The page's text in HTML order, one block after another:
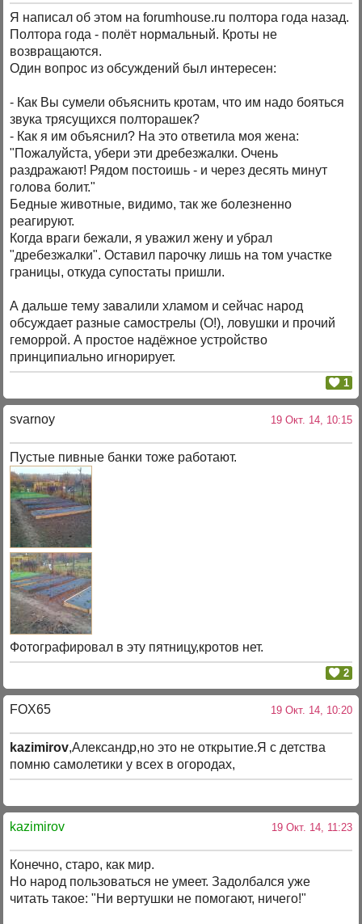
Я написал об этом на forumhouse.ru полтора года назад.
Полтора года - полёт нормальный. Кроты не
возвращаются.
Один вопрос из обсуждений был интересен:
- Как Вы сумели объяснить кротам, что им надо бояться
звука трясущихся полторашек?
- Как я им объяснил? На это ответила моя жена:
"Пожалуйста, убери эти дребезжалки. Очень
раздражают! Рядом постоишь - и через десять минут
голова болит."
Бедные животные, видимо, так же болезненно
реагируют.
Когда враги бежали, я уважил жену и убрал
"дребезжалки". Оставил парочку лишь на том участке
границы, откуда супостаты пришли.
А дальше тему завалили хламом и сейчас народ
обсуждает разные самострелы (О!), ловушки и прочий
геморрой. А простое надёжное устройство
принципиально игнорирует.
1
svarnoy 19 Окт. 14, 10:15
Пустые пивные банки тоже работают.
Фотографировал в эту пятницу,кротов нет.
2
FOX65 19 Окт. 14, 10:20
kazimirov,Александр,но это не открытие.Я с детства
помню самолетики у всех в огородах,
kazimirov 19 Окт. 14, 11:23
Конечно, старо, как мир.
Но народ пользоваться не умеет. Задолбался уже
читать такое: "Ни вертушки не помогают, ничего!"